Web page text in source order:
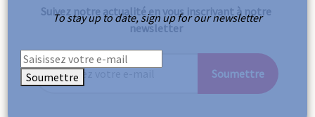
Suivez notre actualité en vous inscrivant à notre
newsletter
Soumettre
To stay up to date, sign up for our newsletter
Soumettre